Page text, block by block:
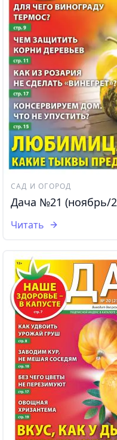
САД И ОГОРОД
Дача №21 (ноябрь/
Читать